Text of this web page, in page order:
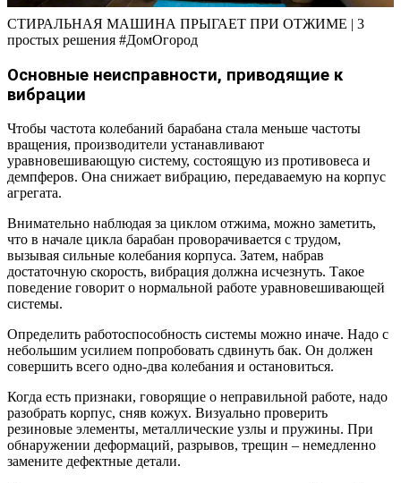
СТИРАЛЬНАЯ МАШИНА ПРЫГАЕТ ПРИ ОТЖИМЕ | 3
простых решения #ДомОгород
Основные неисправности, приводящие к
вибрации
Чтобы частота колебаний барабана стала меньше частоты
вращения, производители устанавливают
уравновешивающую систему, состоящую из противовеса и
демпферов. Она снижает вибрацию, передаваемую на корпус
агрегата.
Внимательно наблюдая за циклом отжима, можно заметить,
что в начале цикла барабан проворачивается с трудом,
вызывая сильные колебания корпуса. Затем, набрав
достаточную скорость, вибрация должна исчезнуть. Такое
поведение говорит о нормальной работе уравновешивающей
системы.
Определить работоспособность системы можно иначе. Надо с
небольшим усилием попробовать сдвинуть бак. Он должен
совершить всего одно-два колебания и остановиться.
Когда есть признаки, говорящие о неправильной работе, надо
разобрать корпус, сняв кожух. Визуально проверить
резиновые элементы, металлические узлы и пружины. При
обнаружении деформаций, разрывов, трещин – немедленно
замените дефектные детали.